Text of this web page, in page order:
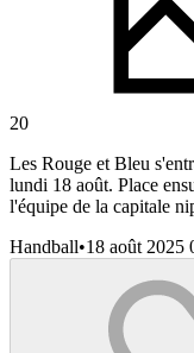
20
Les Rouge et Bleu
lundi 18 août. Place
l'équipe de la capitale
Handball•18 août 2025